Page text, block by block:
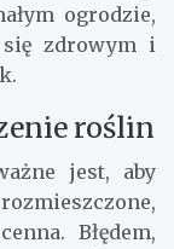
ogrodzie,
zdrowym i
roślin
jest, aby
Błędem,